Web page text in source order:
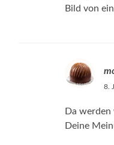
Bild von
8.
Da werden
Deine